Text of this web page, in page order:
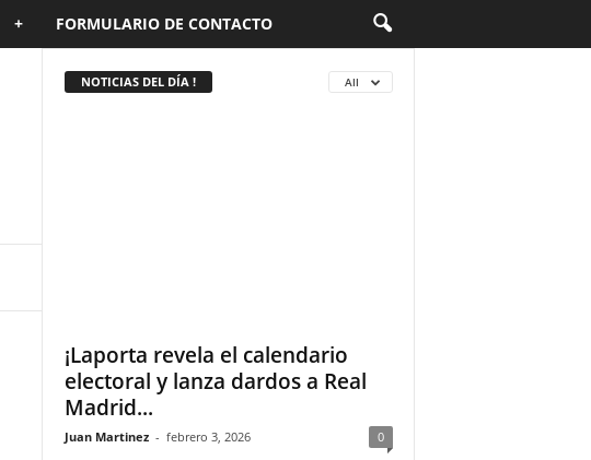
+ FORMULARIO DE CONTACTO
NOTICIAS DEL DÍA ! All
¡Laporta revela el calendario
electoral y lanza dardos a Real
Madrid...
Juan Martinez - febrero 3, 2026 0